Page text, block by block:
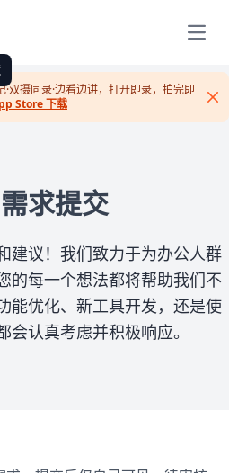
展开
摄同录·边看边讲，打开即录，拍完即
Store 下载
求提交
建议！我们致力于为办公人群
的每一个想法都将帮助我们不
能优化、新工具开发，还是使
会认真考虑并积极响应。